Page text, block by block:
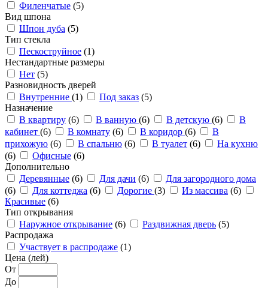
Филенчатые (5)
Вид шпона
Шпон дуба (5)
Тип стекла
Пескоструйное (1)
Нестандартные размеры
Нет (5)
Разновидность дверей
Внутренние (1) Под заказ (5)
Назначение
В квартиру (6) В ванную (6) В детскую (6)
В
кабинет (6) В комнату (6) В коридор (6)
В
прихожую (6) В спальню (6) В туалет (6)
На кухню
(6)
Офисные (6)
Дополнительно
Деревянные (6) Для дачи (6)
Для загородного дома
(6)
Для коттеджа (6) Дорогие (3) Из массива (6)
Красивые (6)
Тип открывания
Наружное открывание (6) Раздвижная дверь (5)
Распродажа
Участвует в распродаже (1)
Цена (лей)
От
До